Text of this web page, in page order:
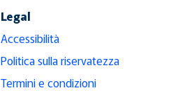
Legal
Accessibilità
Politica sulla riservatezza
Termini e condizioni